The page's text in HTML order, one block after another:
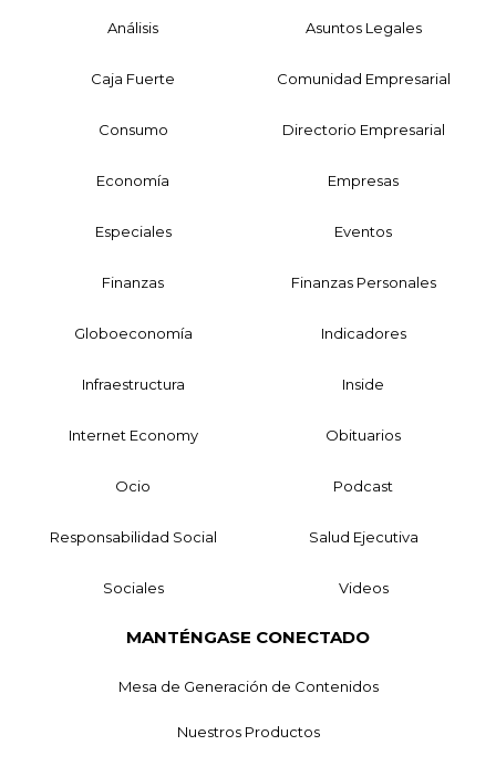
Análisis Asuntos Legales
Caja Fuerte Comunidad Empresarial
Consumo Directorio Empresarial
Economía Empresas
Especiales Eventos
Finanzas Finanzas Personales
Globoeconomía Indicadores
Infraestructura Inside
Internet Economy Obituarios
Ocio Podcast
Responsabilidad Social Salud Ejecutiva
Sociales Videos
MANTÉNGASE CONECTADO
Mesa de Generación de Contenidos
Nuestros Productos